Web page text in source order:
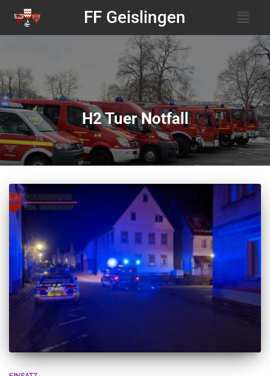
FF Geislingen
H2 Tuer Notfall